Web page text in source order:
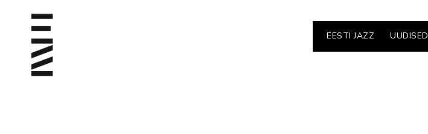
EESTI JAZZ UUDISED